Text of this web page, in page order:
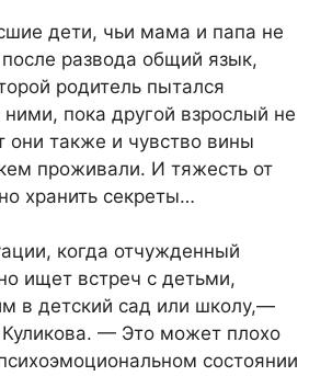
дети, чьи мама и папа не
развода общий язык,
родитель пытался
пока другой взрослый не
они также и чувство вины
проживали. И тяжесть от
хранить секреты…
когда отчужденный
ищет встреч с детьми,
в детский сад или школу,—
Куликова. — Это может плохо
состоянии